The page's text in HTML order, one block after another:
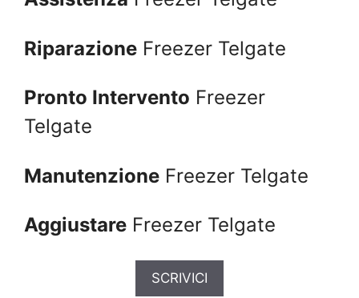
Riparazione Freezer Telgate
Pronto Intervento Freezer
Telgate
Manutenzione Freezer Telgate
Aggiustare Freezer Telgate
SCRIVICI